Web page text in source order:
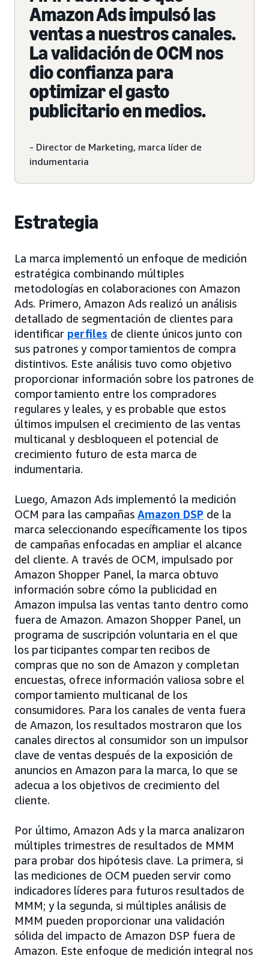
Amazon Ads impulsó las
ventas a nuestros canales.
La validación de OCM nos
dio confianza para
optimizar el gasto
publicitario en medios.
- Director de Marketing, marca líder de
indumentaria
Estrategia
La marca implementó un enfoque de medición
estratégica combinando múltiples
metodologías en colaboraciones con Amazon
Ads. Primero, Amazon Ads realizó un análisis
detallado de segmentación de clientes para
identificar perfiles de cliente únicos junto con
sus patrones y comportamientos de compra
distintivos. Este análisis tuvo como objetivo
proporcionar información sobre los patrones de
comportamiento entre los compradores
regulares y leales, y es probable que estos
últimos impulsen el crecimiento de las ventas
multicanal y desbloqueen el potencial de
crecimiento futuro de esta marca de
indumentaria.
Luego, Amazon Ads implementó la medición
OCM para las campañas Amazon DSP de la
marca seleccionando específicamente los tipos
de campañas enfocadas en ampliar el alcance
del cliente. A través de OCM, impulsado por
Amazon Shopper Panel, la marca obtuvo
información sobre cómo la publicidad en
Amazon impulsa las ventas tanto dentro como
fuera de Amazon. Amazon Shopper Panel, un
programa de suscripción voluntaria en el que
los participantes comparten recibos de
compras que no son de Amazon y completan
encuestas, ofrece información valiosa sobre el
comportamiento multicanal de los
consumidores. Para los canales de venta fuera
de Amazon, los resultados mostraron que los
canales directos al consumidor son un impulsor
clave de ventas después de la exposición de
anuncios en Amazon para la marca, lo que se
adecua a los objetivos de crecimiento del
cliente.
Por último, Amazon Ads y la marca analizaron
múltiples trimestres de resultados de MMM
para probar dos hipótesis clave. La primera, si
las mediciones de OCM pueden servir como
indicadores líderes para futuros resultados de
MMM; y la segunda, si múltiples análisis de
MMM pueden proporcionar una validación
sólida del impacto de Amazon DSP fuera de
Amazon. Este enfoque de medición integral nos